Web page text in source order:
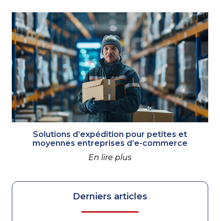
Solutions d’expédition pour petites et
moyennes entreprises d’e-commerce
En lire plus
Derniers articles